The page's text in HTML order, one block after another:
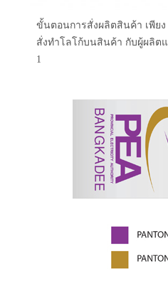
ขั้นตอนการสั่งผลิตสินค้า เพีย
สั่งทำโลโก้บนสินค้า กับผู้ผลิต
1